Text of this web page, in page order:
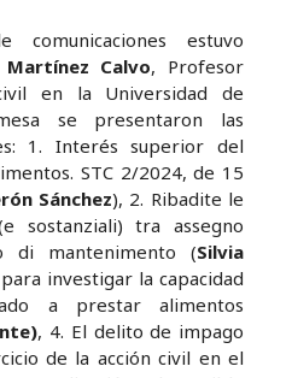
estuvo
Martínez Calvo, Profesor
en la Universidad de
se presentaron las
1. Interés superior del
STC 2/2024, de 15
Sánchez), 2. Ribadite le
sostanziali) tra assegno
di mantenimento (Silvia
investigar la capacidad
a prestar alimentos
, 4. El delito de impago
de la acción civil en el